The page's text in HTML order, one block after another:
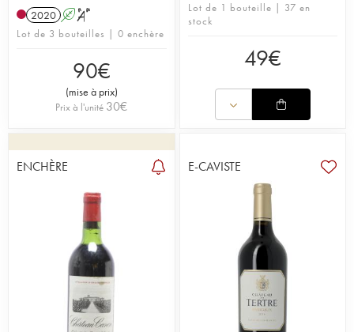
2020 A S
Lot de 3 bouteilles | 0 enchère
90€
(mise à prix)
Prix à l'unité 30€
Lot de 1 bouteille | 37 en
stock
49€
ENCHÈRE E-CAVISTE